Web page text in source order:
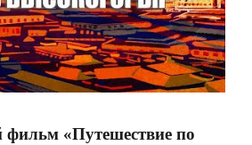
«Путешествие по